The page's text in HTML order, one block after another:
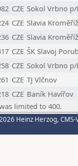
CZE Sokol Vrbno p/
CZE Slavia Kroměříž
CZE Slavia Kroměříž
CZE ŠK Slavoj
CZE Sokol Vrbno p/
CZE TJ Vlčnov
CZE Baník Havířov
limited to 400.
Heinz Herzog,